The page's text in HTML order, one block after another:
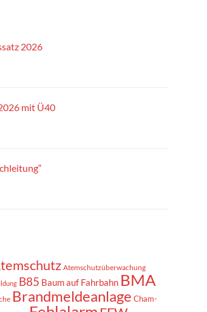
2026
mit Ü40
Atemschutzüberwachung
B85 Baum auf Fahrbahn BMA
Brandmeldeanlage Cham-